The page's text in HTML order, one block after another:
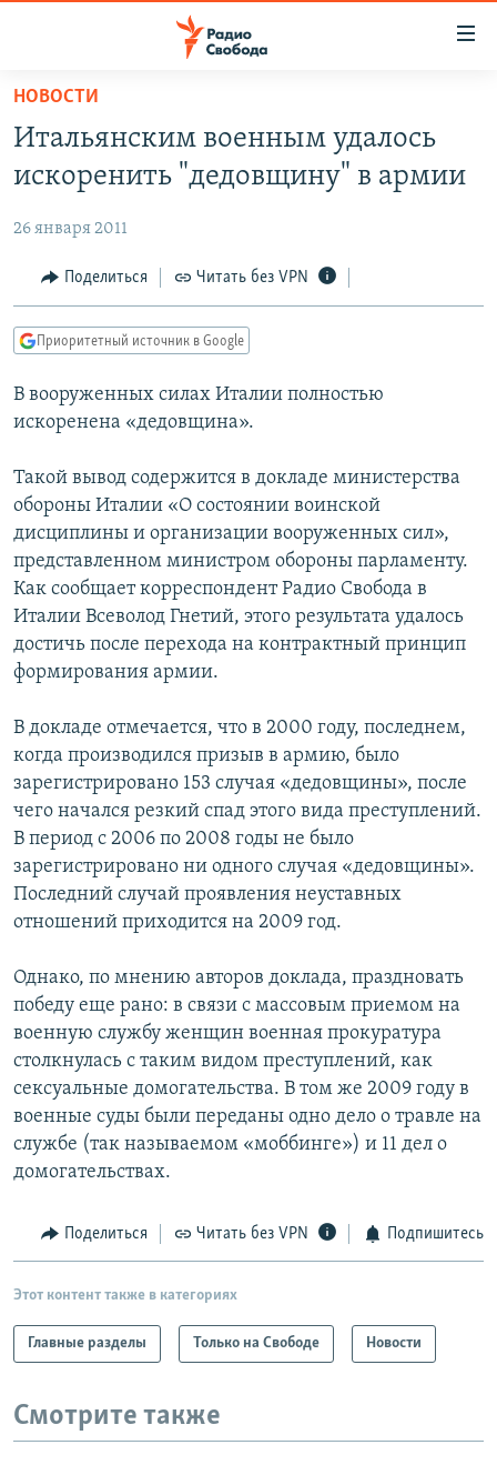
упрощенного
доступа
основному
Вернутся
главной
навигации
Вернутся
АВТОРСКИЕ ПРОЕКТЫ
ЦИТАТЫ СВОБОДЫ
МНЕНИЯ
IDEL.РЕАЛИИ
КАВКАЗ.РЕАЛИИ
СЕВЕР.РЕАЛИИ
СИБИРЬ.РЕАЛИИ
РАСПИСАНИЕ ВЕЩАНИЯ
ПОДПИШИТЕСЬ НА РАССЫЛКУ
СОЦИАЛЬНЫЕ СЕТИ
Все сайты РСЕ/РС
НОВОСТИ
Итальянским военным удалось
искоренить "дедовщину" в армии
26 января 2011
Поделиться Читать без VPN
Приоритетный источник в Google
В вооруженных силах Италии полностью
искоренена «дедовщина».
Такой вывод содержится в докладе министерства
обороны Италии «О состоянии воинской
дисциплины и организации вооруженных сил»,
представленном министром обороны парламенту.
Как сообщает корреспондент Радио Свобода в
Италии Всеволод Гнетий, этого результата удалось
достичь после перехода на контрактный принцип
формирования армии.
В докладе отмечается, что в 2000 году, последнем,
когда производился призыв в армию, было
зарегистрировано 153 случая «дедовщины», после
чего начался резкий спад этого вида преступлений.
В период с 2006 по 2008 годы не было
зарегистрировано ни одного случая «дедовщины».
Последний случай проявления неуставных
отношений приходится на 2009 год.
Однако, по мнению авторов доклада, праздновать
победу еще рано: в связи с массовым приемом на
военную службу женщин военная прокуратура
столкнулась с таким видом преступлений, как
сексуальные домогательства. В том же 2009 году в
военные суды были переданы одно дело о травле на
службе (так называемом «моббинге») и 11 дел о
домогательствах.
Поделиться Читать без VPN Подпишитесь
Этот контент также в категориях
Главные разделы Только на Свободе Новости
Смотрите также